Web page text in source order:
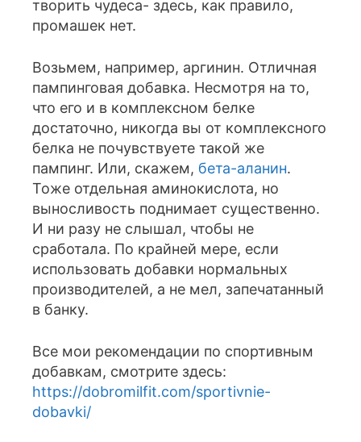
творить чудеса- здесь, как правило,
промашек нет.
Возьмем, например, аргинин. Отличная
пампинговая добавка. Несмотря на то,
что его и в комплексном белке
достаточно, никогда вы от комплексного
белка не почувствуете такой же
пампинг. Или, скажем, бета-аланин.
Тоже отдельная аминокислота, но
выносливость поднимает существенно.
И ни разу не слышал, чтобы не
сработала. По крайней мере, если
использовать добавки нормальных
производителей, а не мел, запечатанный
в банку.
Все мои рекомендации по спортивным
добавкам, смотрите здесь:
https://dobromilfit.com/sportivnie-
dobavki/